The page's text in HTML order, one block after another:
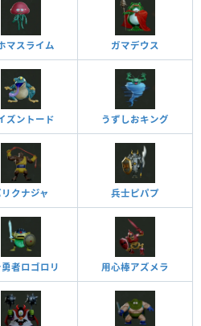
マスライム ガマデウス
ズントード うずしおキング
リクナジャ 兵士ピパプ
者ロゴロリ 用心棒アズメラ